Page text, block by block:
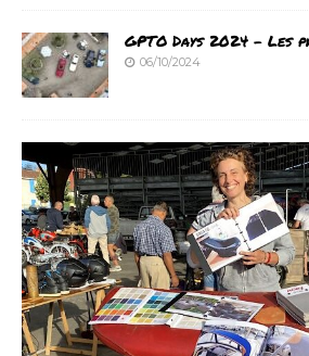
GPTO Days 2024 – Les
06/10/2024